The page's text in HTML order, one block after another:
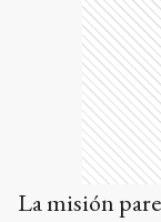
La misión